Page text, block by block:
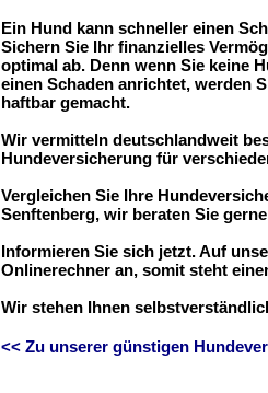
Ein Hund kann schneller einen
Sichern Sie Ihr finanzielles
optimal ab. Denn wenn Sie keine
einen Schaden anrichtet, werden
haftbar gemacht.
Wir vermitteln deutschlandweit
Hundeversicherung für
Vergleichen Sie Ihre
Senftenberg, wir beraten Sie
Informieren Sie sich jetzt. Auf
Onlinerechner an, somit steht
Wir stehen Ihnen
<< Zu unserer günstigen